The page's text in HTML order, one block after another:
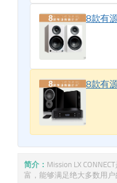
8款有
8款有
简介： Mission LX
富，能够满足绝大多数用户